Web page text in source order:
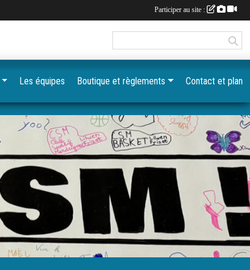
Les équipes Boutique et règlements Contact et plan
Participer au site :